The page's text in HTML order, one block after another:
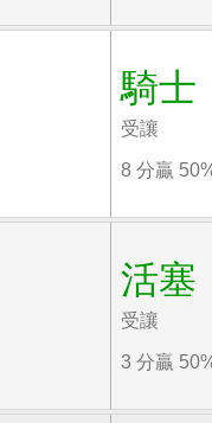
騎士
受讓
8 分贏
活塞
受讓
3 分贏